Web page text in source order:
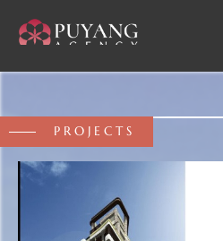
2012_經典作
回首頁
關於我們
PROJECTS